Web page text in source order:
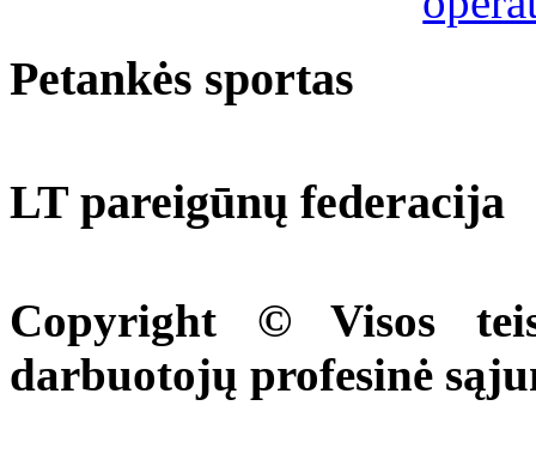
Petankės sportas
LT pareigūnų federacija
Copyright © Visos
darbuotojų profesinė